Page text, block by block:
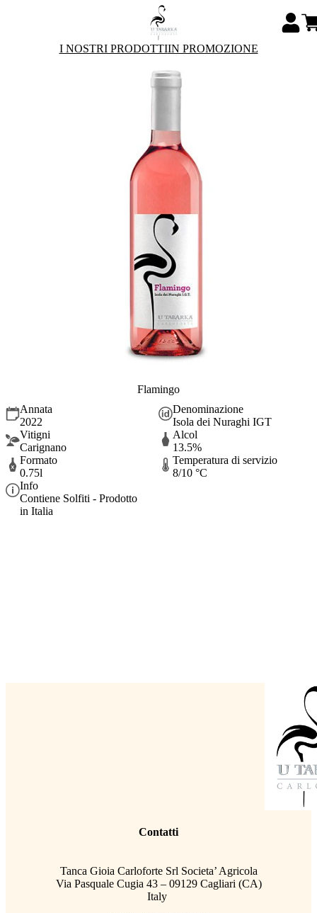
I NOSTRI PRODOTTIIN PROMOZIONE
Flamingo
Annata
2022
Denominazione
Isola dei Nuraghi IGT
Vitigni
Carignano
Alcol
13.5%
Formato
0.75l
Temperatura di servizio
8/10 °C
Info
Contiene Solfiti - Prodotto
in Italia
Contatti
Tanca Gioia Carloforte Srl Societa’ Agricola
Via Pasquale Cugia 43 – 09129 Cagliari (CA)
Italy